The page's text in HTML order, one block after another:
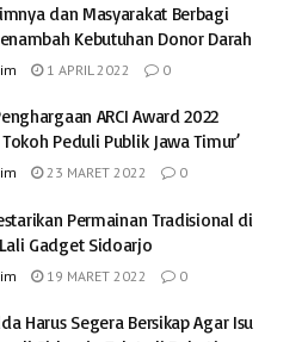
dan Masyarakat Berbagi
Kebutuhan Donor Darah
1 APRIL 2022 0
ARCI Award 2022
Peduli Publik Jawa Timur’
23 MARET 2022 0
Permainan Tradisional di
Gadget Sidoarjo
19 MARET 2022 0
Harus Segera Bersikap Agar Isu